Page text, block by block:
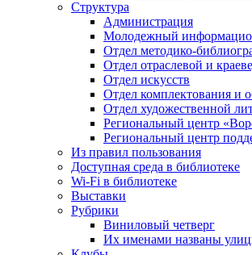
Структура
Администрация
Молодежный
Отдел методико-
Отдел отраслевой и
Отдел искусств
Отдел комплектования и
Отдел художественной
Региональный центр
Региональный центр
Из правил пользования
Доступная среда в библиотеке
Wi-Fi в библиотеке
Выставки
Рубрики
Виниловый четверг
Их именами названы